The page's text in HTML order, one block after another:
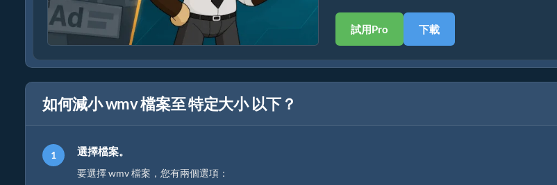
試用Pro 下載
如何減小 wmv 檔案至 特定大小 以下？
選擇檔案。
要選擇 wmv 檔案，您有兩個選項：